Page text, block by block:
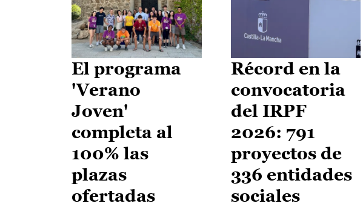
El programa
'Verano
Joven'
completa al
100% las
plazas
ofertadas
Récord en la
convocatoria
del IRPF
2026: 791
proyectos de
336 entidades
sociales